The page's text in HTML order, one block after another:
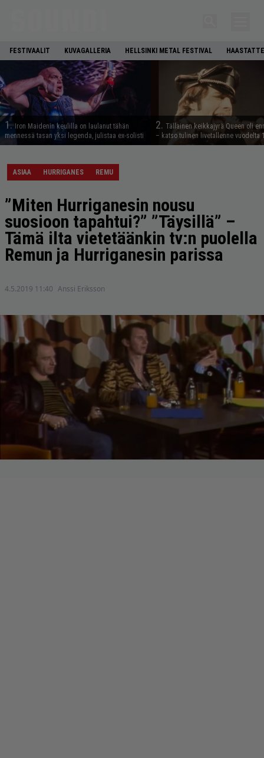
FESTIVAALIT KUVAGALLERIA HELLSINKI METAL FESTIVAL
1. Iron Maidenin keulilla on laulanut tähän
mennessä tasan yksi legenda, julistaa ex-solisti
2. Tällainen keikkajyrä Queen oli
– katso tulinen livetallenne vuodelta
ASIAA HURRIGANES REMU
”Miten Hurriganesin nousu
suosioon tapahtui?” ”Täysillä” –
Tämä ilta vietetäänkin tv:n puolella
Remun ja Hurriganesin parissa
4.5.2019 11:40 Anssi Eriksson